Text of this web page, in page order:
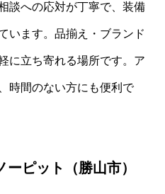
談への応対が丁寧で、装備
います。品揃え・ブランド
に立ち寄れる場所です。ア
時間のない方にも便利で
ピット（勝山市）